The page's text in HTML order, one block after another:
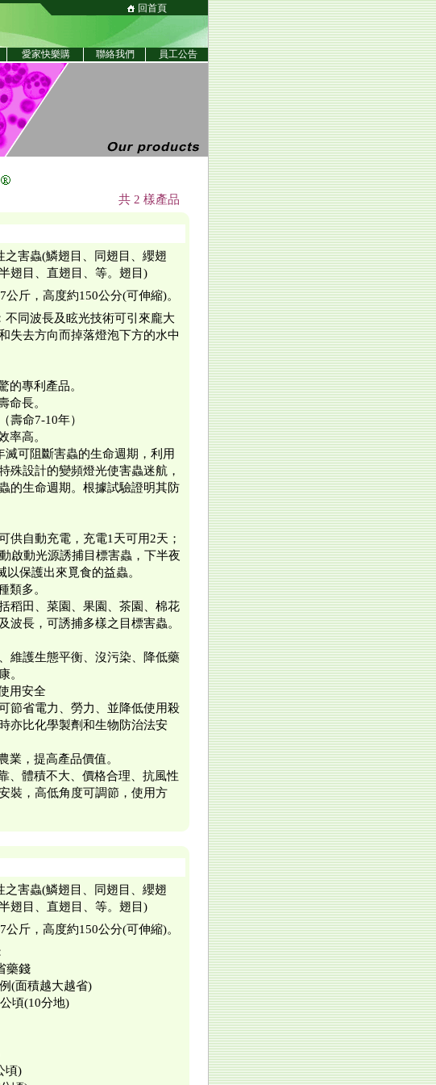
回首頁
愛家快樂購 聯絡我們 員工公告
共 2 樣產品
之害蟲(鱗翅目、同翅目、纓翅
翅目、直翅目、等。翅目)
斤，高度約150公分(可伸縮)。
不同波長及眩光技術可引來龐大
失去方向而掉落燈泡下方的水中
的專利產品。
命長。
壽命7-10年）
率高。
可阻斷害蟲的生命週期，利用
殊設計的變頻燈光使害蟲迷航，
的生命週期。根據試驗證明其防
供自動充電，充電1天可用2天；
啟動光源誘捕目標害蟲，下半夜
保護出來覓食的益蟲。
類多。
稻田、菜園、果園、茶園、棉花
波長，可誘捕多樣之目標害蟲。
維護生態平衡、沒污染、降低藥
。
用安全
節省電力、勞力、並降低使用殺
亦比化學製劑和生物防治法安
業，提高產品價值。
、體積不大、價格合理、抗風性
裝，高低角度可調節，使用方
之害蟲(鱗翅目、同翅目、纓翅
翅目、直翅目、等。翅目)
斤，高度約150公分(可伸縮)。
藥錢
(面積越大越省)
頃(10分地)
頃)